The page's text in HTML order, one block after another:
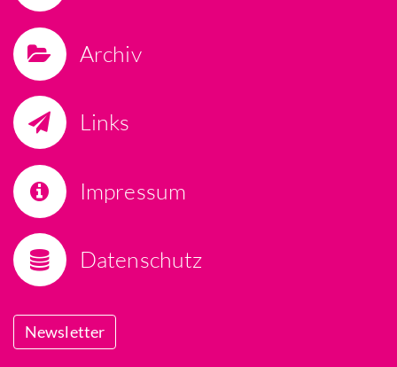
Archiv
Links
Impressum
Datenschutz
Newsletter